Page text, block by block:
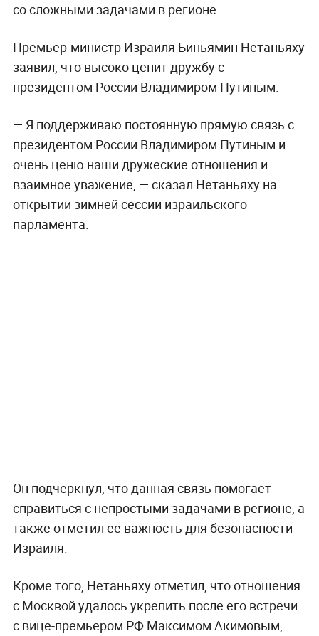
со сложными задачами в регионе.
Премьер-министр Израиля Биньямин Нетаньяху
заявил, что высоко ценит дружбу с
президентом России Владимиром Путиным.
— Я поддерживаю постоянную прямую связь с
президентом России Владимиром Путиным и
очень ценю наши дружеские отношения и
взаимное уважение, — сказал Нетаньяху на
открытии зимней сессии израильского
парламента.
Он подчеркнул, что данная связь помогает
справиться с непростыми задачами в регионе, а
также отметил её важность для безопасности
Израиля.
Кроме того, Нетаньяху отметил, что отношения
с Москвой удалось укрепить после его встречи
с вице-премьером РФ Максимом Акимовым,